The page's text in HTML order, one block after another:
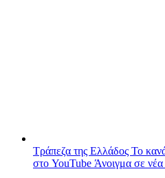
Τράπεζα της Ελλάδος Το
στο YouTube Άνοιγμα σε